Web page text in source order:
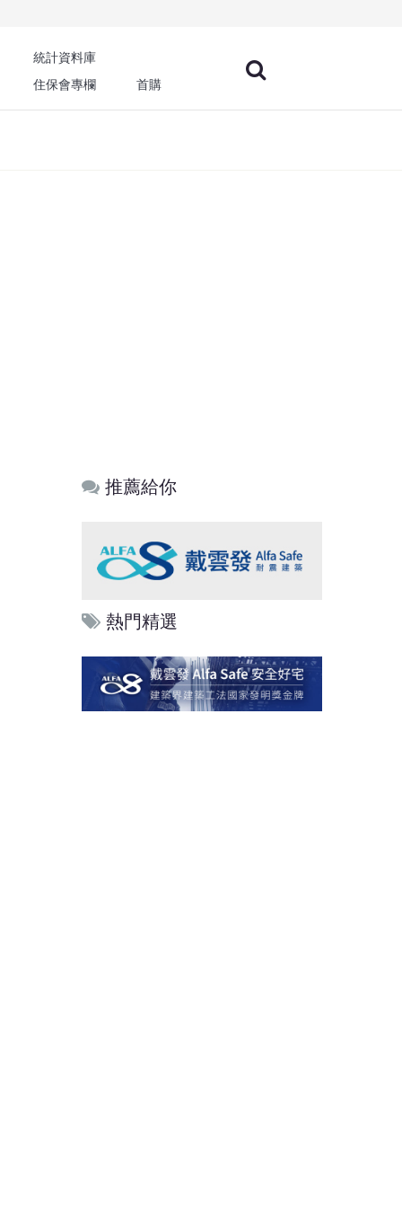
統計資料庫
住保會專欄 首購
推薦給你
熱門精選